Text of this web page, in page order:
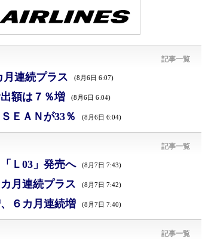
記事一覧
月連続プラス (8月6日 6:07)
額は７％増 (8月6日 6:04)
ＥＡＮが33％ (8月6日 6:04)
記事一覧
Ｌ03」発売へ (8月7日 7:43)
月連続プラス (8月7日 7:42)
６カ月連続増 (8月7日 7:40)
記事一覧